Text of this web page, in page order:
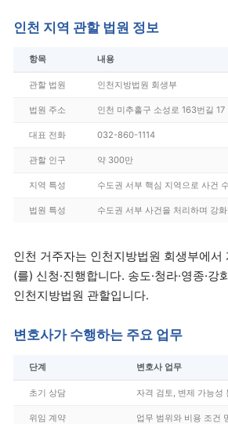
인천 지역 관할 법원 정보
항목 내용
관할 법원 인천지방법원 회생부
법원 주소 인천 미추홀구 소성로 163번길 17
대표 전화 032-860-1114
관할 인구 약 300만
지역 특성 수도권 서부 핵심 지역으로 사건
법원 특성 수도권 서부 사건을 처리하며 강
인천 거주자는 인천지방법원 회생부에서
(를) 신청·진행합니다. 송도·청라·영종·강
인천지방법원 관할입니다.
변호사가 수행하는 주요 업무
단계 변호사 업무
초기 상담 자격 검토, 변제 가능성
위임 계약 업무 범위와 비용 조건